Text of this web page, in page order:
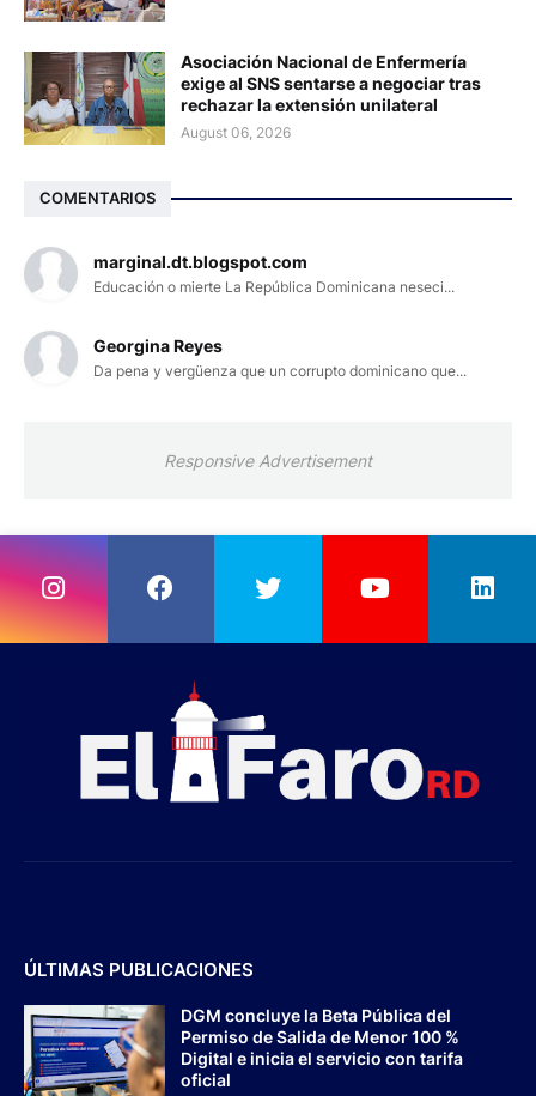
Asociación Nacional de Enfermería
exige al SNS sentarse a negociar tras
rechazar la extensión unilateral
August 06, 2026
COMENTARIOS
marginal.dt.blogspot.com
Educación o mierte La República Dominicana neseci...
Georgina Reyes
Da pena y vergüenza que un corrupto dominicano que...
Responsive Advertisement
ÚLTIMAS PUBLICACIONES
DGM concluye la Beta Pública del
Permiso de Salida de Menor 100 %
Digital e inicia el servicio con tarifa
oficial